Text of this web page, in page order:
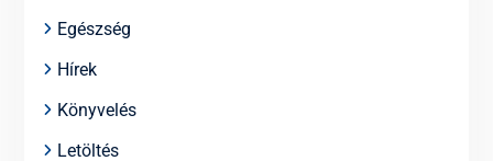
Egészség
Hírek
Könyvelés
Letöltés